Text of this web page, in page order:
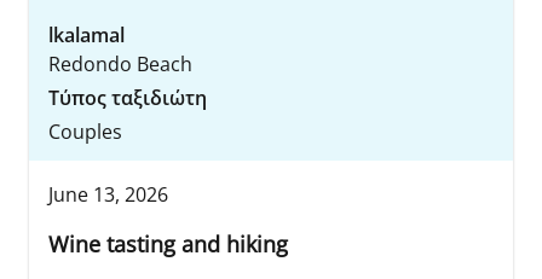
lkalamal
Redondo Beach
Τύπος ταξιδιώτη
Couples
June 13, 2026
Wine tasting and hiking